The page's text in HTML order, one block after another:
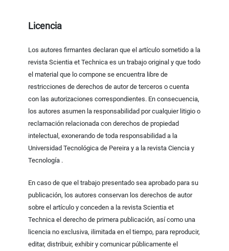
Licencia
Los autores firmantes declaran que el artículo sometido a la
revista Scientia et Technica es un trabajo original y que todo
el material que lo compone se encuentra libre de
restricciones de derechos de autor de terceros o cuenta
con las autorizaciones correspondientes. En consecuencia,
los autores asumen la responsabilidad por cualquier litigio o
reclamación relacionada con derechos de propiedad
intelectual, exonerando de toda responsabilidad a la
Universidad Tecnológica de Pereira y a la revista Ciencia y
Tecnología .
En caso de que el trabajo presentado sea aprobado para su
publicación, los autores conservan los derechos de autor
sobre el artículo y conceden a la revista Scientia et
Technica el derecho de primera publicación, así como una
licencia no exclusiva, ilimitada en el tiempo, para reproducir,
editar, distribuir, exhibir y comunicar públicamente el